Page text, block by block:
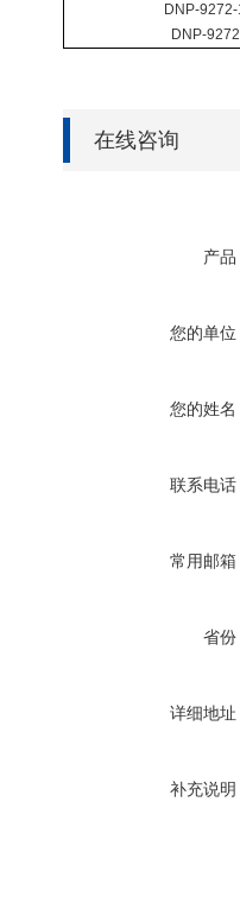
DNP-
DNP-
在线咨询
产品
您的单位
您的姓名
联系电话
常用邮箱
省份
详细地址
补充说明